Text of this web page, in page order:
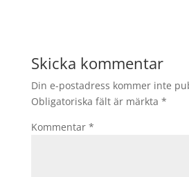
Skicka kommentar
Din e-postadress kommer inte
Obligatoriska fält är märkta *
Kommentar *